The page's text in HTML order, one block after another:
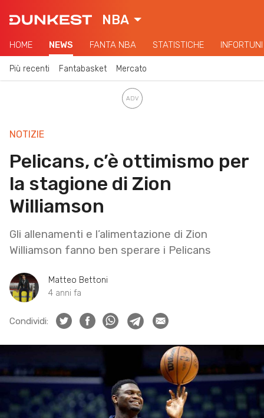
NBA
HOME NEWS FANTA NBA STATISTICHE INFORTUNI
Più recenti Fantabasket Mercato
NOTIZIE
Pelicans, c’è ottimismo per
la stagione di Zion
Williamson
Gli allenamenti e l’alimentazione di Zion
Williamson fanno ben sperare i Pelicans
Matteo Bettoni
4 anni fa
Condividi: